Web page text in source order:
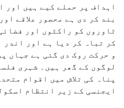
اہداف پر حملے کیے ہیں اور
بند کر دی ہے محصور علاقے
ٹاوروں کو راکٹوں اور
کر تباہ کر دیا ہے اور
و حرکت روک دی گئی ہے جہاں
لوگوں کے گھر ہیں۔ شہری
پناہ کی تلاش میں اقوام
ایجنسی کے زیر انتظام